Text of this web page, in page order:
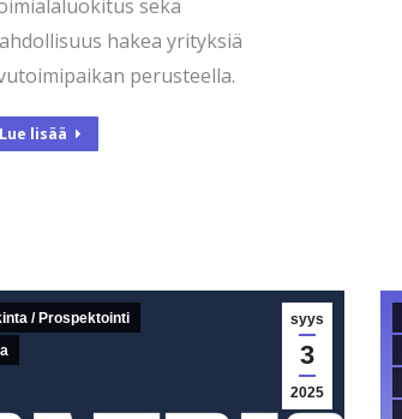
sekä
hakea yrityksiä
perusteella.
Lue lisää
syys
3
2025
/ Prospektointi